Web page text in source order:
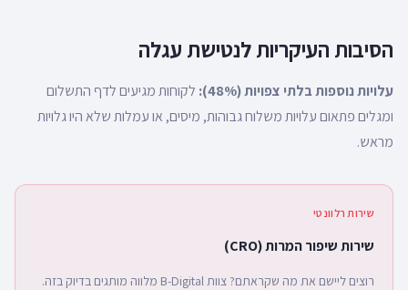
הסיבות העיקריות לנטישת עגלה
עלויות נוספות בלתי צפויות (48%):
לקוחות מגיעים לדף התשלום
ומגלים פתאום עלויות משלוח גבוהות, מיסים, או עמלות שלא היו גלויות
מראש.
שירות רלוונטי
שירות שיפור המרות (CRO)
רוצים ליישם את מה שקראתם? צוות B-Digital מלווה מותגים בדיוק בזה.